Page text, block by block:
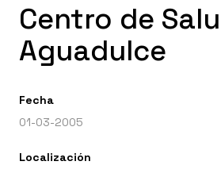
Centro de
Aguadulce
Fecha
01-03-2005
Localización